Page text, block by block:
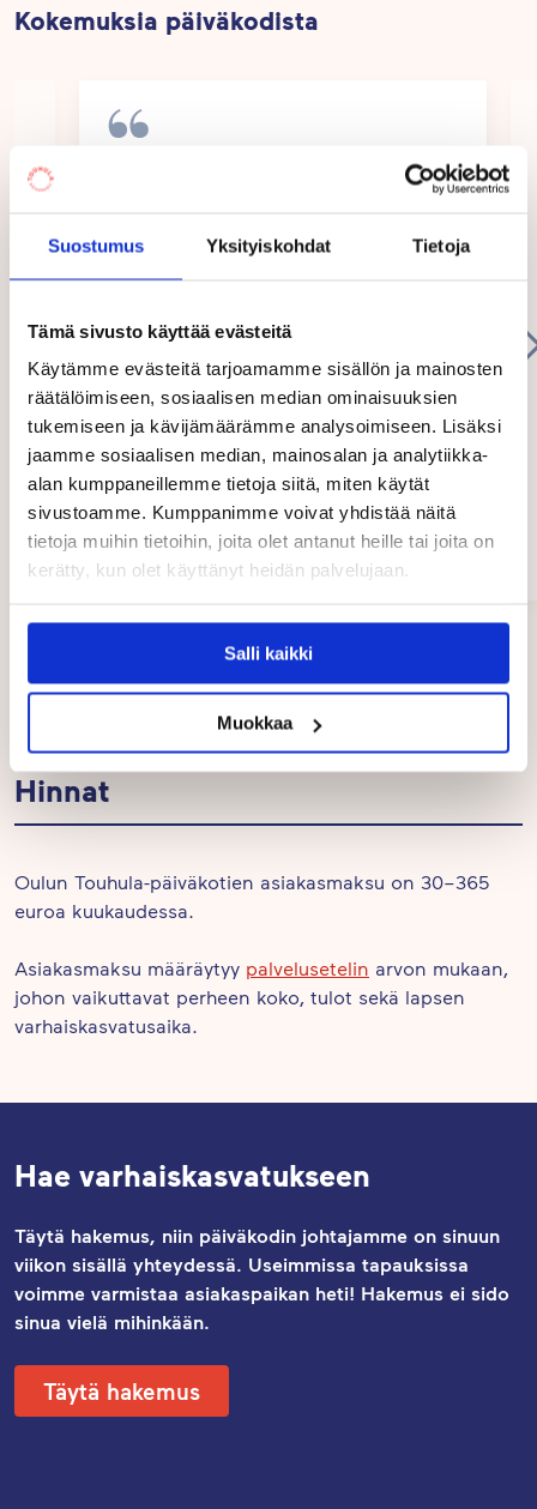
Suostumus Yksityiskohdat Tietoja
Tämä sivusto käyttää evästeitä
Käytämme evästeitä tarjoamamme sisällön ja mainosten
räätälöimiseen, sosiaalisen median ominaisuuksien
tukemiseen ja kävijämäärämme analysoimiseen. Lisäksi
jaamme sosiaalisen median, mainosalan ja analytiikka-
alan kumppaneillemme tietoja siitä, miten käytät
sivustoamme. Kumppanimme voivat yhdistää näitä
tietoja muihin tietoihin, joita olet antanut heille tai joita on
kerätty, kun olet käyttänyt heidän palvelujaan.
Salli kaikki
Muokkaa
liikuntatuokiot. Kestosuosikkina eskareilla on
säilynyt vuodesta toiseen vauhdikkaat hippaleikit
pihalla. Yhdessä liikkuminen, laulaminen ja
Säännöllisiä yhteisiä tapahtumia päiväkodissamme
ovat Pihaseikkailu-liikuntatapahtuma sekä koko
kirjastoauto vierailee päiväkodillamme kerran
kuukaudessa.
Tarjoamme kerran kuukaudessa vanhemmille aamu-
tai iltapäiväkahvit sekä vietämme
perheliikuntailtapäivän kerran puolessa vuodessa.
Kutsumme isovanhemmat joka vuosi kyläilemään
helmikuussa. Muistamme äitejä ja isiä erilaisin
Jätä hakemus ja olemme sinuun yhteydessä.
Hakemus ei ole sitova.
Kokemuksia päiväkodista
Touhula Satumetsä on ollut lapsillemme
Hanna
Jääli
03/2026
Page
of
Hinnat
Oulun Touhula-päiväkotien asiakasmaksu on 30–365
euroa kuukaudessa.
Asiakasmaksu määräytyy palvelusetelin arvon mukaan,
johon vaikuttavat perheen koko, tulot sekä lapsen
varhaiskasvatusaika.
Hae varhaiskasvatukseen
Täytä hakemus, niin päiväkodin johtajamme on sinuun
viikon sisällä yhteydessä. Useimmissa tapauksissa
voimme varmistaa asiakaspaikan heti! Hakemus ei sido
sinua vielä mihinkään.
Täytä hakemus